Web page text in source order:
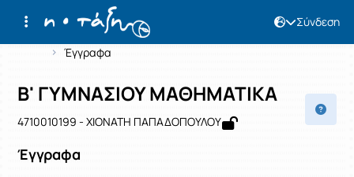
Σύνδεση
Αρχική Σελίδα
Έγγραφα
Μάθημα : Β' ΓΥΜΝΑΣΙΟΥ
Κωδικός : 4710010199
Β' ΓΥΜΝΑΣΙΟΥ ΜΑΘΗΜΑΤΙΚΑ
4710010199 - ΧΙΟΝΑΤΗ ΠΑΠΑΔΟΠΟΥΛΟΥ
Έγγραφα